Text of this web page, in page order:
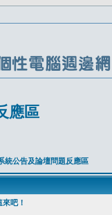
應區
統公告及論壇問題反應區
吧！